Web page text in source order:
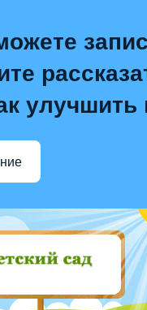
улучшить